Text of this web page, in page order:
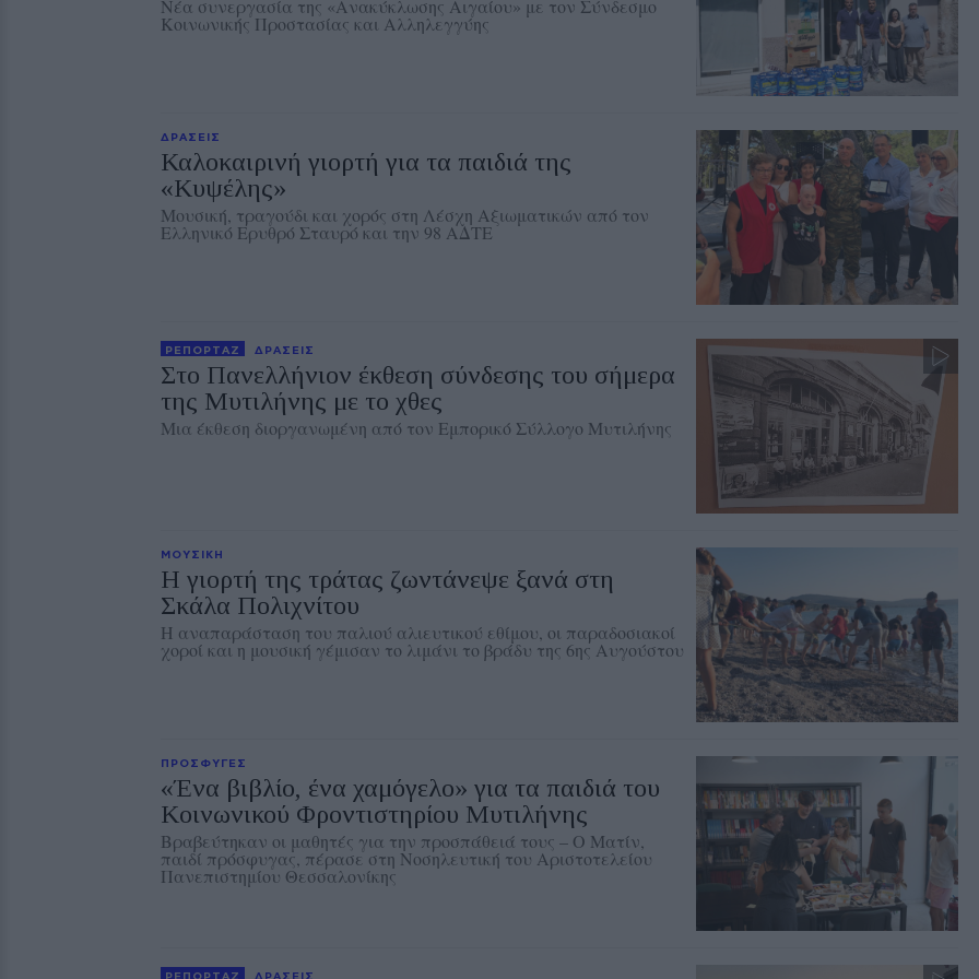
Νέα συνεργασία της «Ανακύκλωσης Αιγαίου» με τον Σύνδεσμο
Κοινωνικής Προστασίας και Αλληλεγγύης
ΔΡΑΣΕΙΣ
Καλοκαιρινή γιορτή για τα παιδιά της
«Κυψέλης»
Μουσική, τραγούδι και χορός στη Λέσχη Αξιωματικών από τον
Ελληνικό Ερυθρό Σταυρό και την 98 ΑΔΤΕ
ΡΕΠΟΡΤΑΖ ΔΡΑΣΕΙΣ
Στο Πανελλήνιον έκθεση σύνδεσης του σήμερα
της Μυτιλήνης με το χθες
Μια έκθεση διοργανωμένη από τον Εμπορικό Σύλλογο Μυτιλήνης
ΜΟΥΣΙΚΗ
Η γιορτή της τράτας ζωντάνεψε ξανά στη
Σκάλα Πολιχνίτου
Η αναπαράσταση του παλιού αλιευτικού εθίμου, οι παραδοσιακοί
χοροί και η μουσική γέμισαν το λιμάνι το βράδυ της 6ης Αυγούστου
ΠΡΟΣΦΥΓΕΣ
«Ένα βιβλίο, ένα χαμόγελο» για τα παιδιά του
Κοινωνικού Φροντιστηρίου Μυτιλήνης
Βραβεύτηκαν οι μαθητές για την προσπάθειά τους – Ο Ματίν,
παιδί πρόσφυγας, πέρασε στη Νοσηλευτική του Αριστοτελείου
Πανεπιστημίου Θεσσαλονίκης
ΡΕΠΟΡΤΑΖ ΔΡΑΣΕΙΣ